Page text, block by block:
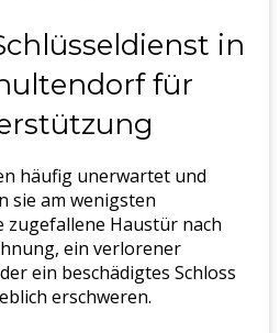
in
für
häufig unerwartet und
sie am wenigsten
zugefallene Haustür nach
ein verlorener
ein beschädigtes Schloss
erschweren.